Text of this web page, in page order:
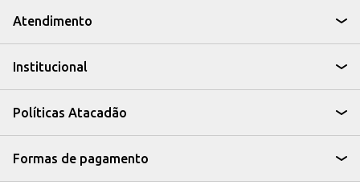
Atendimento
Institucional
Políticas Atacadão
Formas de pagamento